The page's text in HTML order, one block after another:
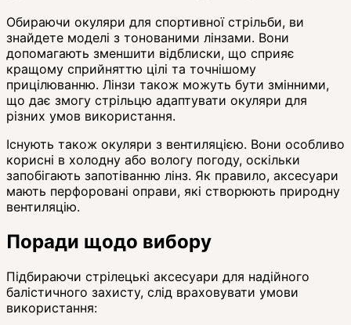
Обираючи окуляри для спортивної стрільби, ви
знайдете моделі з тонованими лінзами. Вони
допомагають зменшити відблиски, що сприяє
кращому сприйняттю цілі та точнішому
прицілюванню. Лінзи також можуть бути змінними,
що дає змогу стрільцю адаптувати окуляри для
різних умов використання.
Існують також окуляри з вентиляцією. Вони особливо
корисні в холодну або вологу погоду, оскільки
запобігають запотіванню лінз. Як правило, аксесуари
мають перфоровані оправи, які створюють природну
вентиляцію.
Поради щодо вибору
Підбираючи стрілецькі аксесуари для надійного
балістичного захисту, слід враховувати умови
використання: